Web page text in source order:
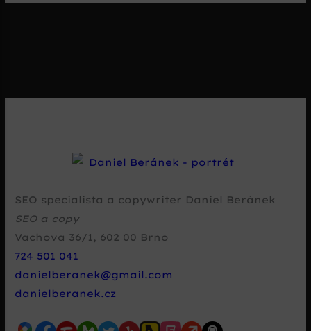
SEO specialista a copywriter Daniel Beránek
SEO a copy
Vachova 36/1 , 602 00 Brno
724 501 041
danielberanek@gmail.com
danielberanek.cz